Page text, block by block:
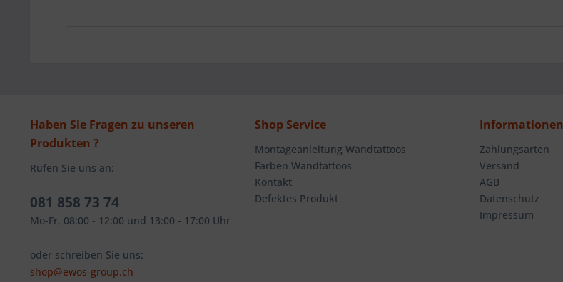
Haben Sie Fragen zu unseren
Produkten ?
Rufen Sie uns an:
081 858 73 74
Mo-Fr, 08:00 - 12:00 und 13:00 - 17:00 Uhr
oder schreiben Sie uns:
shop@ewos-group.ch
Shop Service
Montageanleitung Wandtattoos
Farben Wandtattoos
Kontakt
Defektes Produkt
Informationen
Zahlungsarten
Versand
AGB
Datenschutz
Impressum